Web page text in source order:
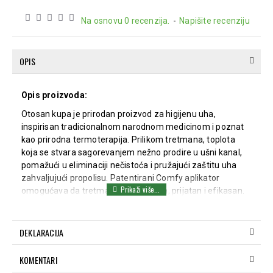
Na osnovu 0 recenzija. - Napišite recenziju
OPIS
Opis proizvoda:
Otosan kupa je prirodan proizvod za higijenu uha,
inspirisan tradicionalnom narodnom medicinom i poznat
kao prirodna termoterapija. Prilikom tretmana, toplota
koja se stvara sagorevanjem nežno prodire u ušni kanal,
pomažući u eliminaciji nečistoća i pružajući zaštitu uha
zahvaljujući propolisu. Patentirani Comfy aplikator
omogućava da tretman bude siguran, prijatan i efikasan.
Provucite kupu kroz centar zaštitnog diska tako da
disk naleže kroz aluminijumski prsten.
Zapalite širi deo kupe.
Naslonite glavu na sto i postavite uži deo kupe sa
DEKLARACIJA
KOMENTARI